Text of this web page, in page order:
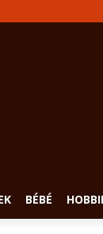
BÉBÉ